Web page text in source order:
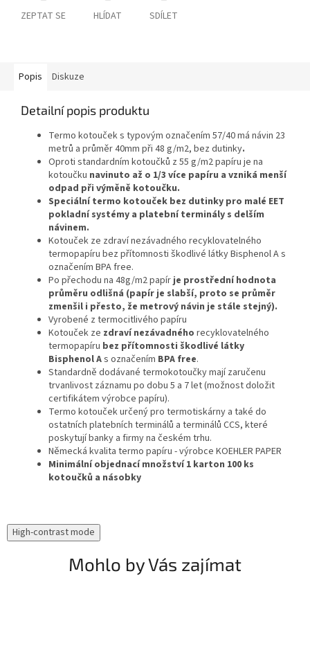
ZEPTAT SE HLÍDAT SDÍLET
Popis Diskuze
Detailní popis produktu
Termo kotouček s typovým označením 57/40 má návin 23
metrů a průměr 40mm při 48 g/m2, bez dutinky.
Oproti standardním kotoučků z 55 g/m2 papíru je na
kotoučku navinuto až o 1/3 více papíru a vzniká menší
odpad při výměně kotoučku.
Speciální termo kotouček bez dutinky pro malé EET
pokladní systémy a platební terminály s delším
návinem.
Kotouček ze zdraví nezávadného recyklovatelného
termopapíru bez přítomnosti škodlivé látky Bisphenol A s
označením BPA free.
Po přechodu na 48g/m2 papírje prostřední hodnota
průměru odlišná (papír je slabší, proto se průměr
zmenšil i přesto, že metrový návin je stále stejný).
Vyrobené z termocitlivého papíru
Kotouček ze zdraví nezávadného recyklovatelného
termopapíru bez přítomnosti škodlivé látky
Bisphenol As označením BPA free.
Standardně dodávané termokotoučky mají zaručenu
trvanlivost záznamu po dobu 5 a 7 let (možnost doložit
certifikátem výrobce papíru).
Termo kotouček určený pro termotiskárny a také do
ostatních platebních terminálů a terminálů CCS, které
poskytují banky a firmy na českém trhu.
Německá kvalita termo papíru - výrobce KOEHLER PAPER
Minimální objednací množství 1 karton 100 ks
kotoučků a násobky
High-contrast mode
Mohlo by Vás zajímat